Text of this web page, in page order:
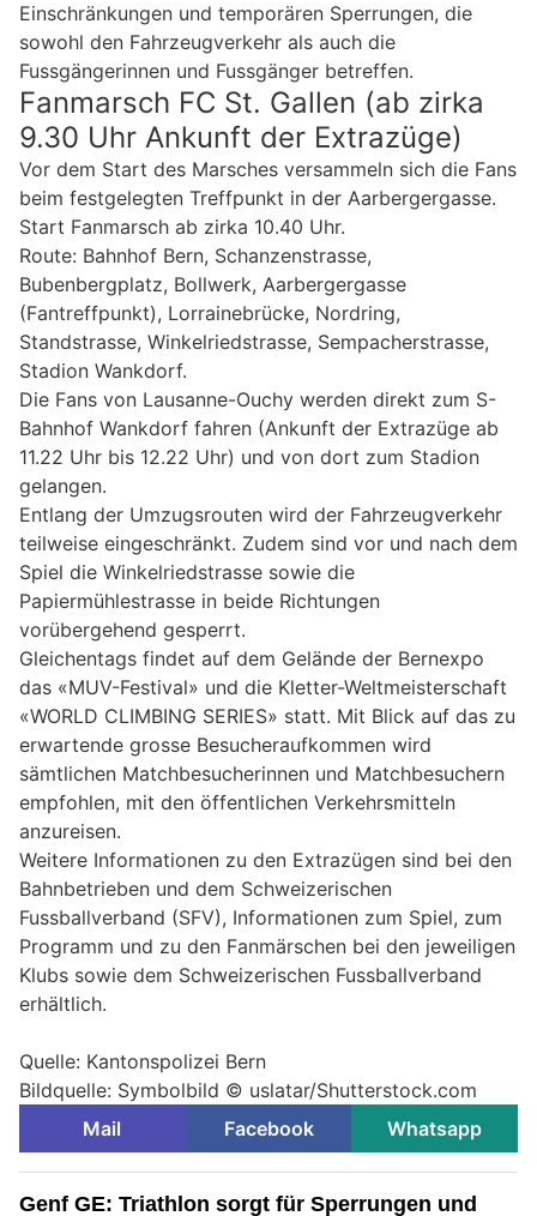
Einschränkungen und temporären Sperrungen, die
sowohl den Fahrzeugverkehr als auch die
Fussgängerinnen und Fussgänger betreffen.
Fanmarsch FC St. Gallen (ab zirka
9.30 Uhr Ankunft der Extrazüge)
Vor dem Start des Marsches versammeln sich die Fans
beim festgelegten Treffpunkt in der Aarbergergasse.
Start Fanmarsch ab zirka 10.40 Uhr.
Route: Bahnhof Bern, Schanzenstrasse,
Bubenbergplatz, Bollwerk, Aarbergergasse
(Fantreffpunkt), Lorrainebrücke, Nordring,
Standstrasse, Winkelriedstrasse, Sempacherstrasse,
Stadion Wankdorf.
Die Fans von Lausanne-Ouchy werden direkt zum S-
Bahnhof Wankdorf fahren (Ankunft der Extrazüge ab
11.22 Uhr bis 12.22 Uhr) und von dort zum Stadion
gelangen.
Entlang der Umzugsrouten wird der Fahrzeugverkehr
teilweise eingeschränkt. Zudem sind vor und nach dem
Spiel die Winkelriedstrasse sowie die
Papiermühlestrasse in beide Richtungen
vorübergehend gesperrt.
Gleichentags findet auf dem Gelände der Bernexpo
das «MUV-Festival» und die Kletter-Weltmeisterschaft
«WORLD CLIMBING SERIES» statt. Mit Blick auf das zu
erwartende grosse Besucheraufkommen wird
sämtlichen Matchbesucherinnen und Matchbesuchern
empfohlen, mit den öffentlichen Verkehrsmitteln
anzureisen.
Weitere Informationen zu den Extrazügen sind bei den
Bahnbetrieben und dem Schweizerischen
Fussballverband (SFV), Informationen zum Spiel, zum
Programm und zu den Fanmärschen bei den jeweiligen
Klubs sowie dem Schweizerischen Fussballverband
erhältlich.
Quelle: Kantonspolizei Bern
Bildquelle: Symbolbild © uslatar/Shutterstock.com
Mail
Facebook Whatsapp
Genf GE: Triathlon sorgt für Sperrungen und